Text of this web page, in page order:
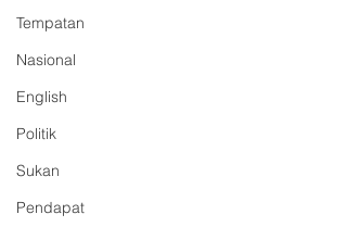
Tempatan
Nasional
English
Politik
Sukan
Pendapat